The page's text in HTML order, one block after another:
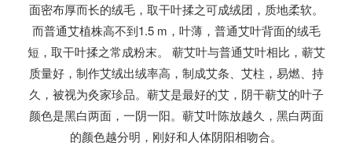
面密布厚而长的绒毛，取干叶揉之可成绒团，质地柔软。
而普通艾植株高不到1.5 m，叶薄，普通艾叶背面的绒毛
短，取干叶揉之常成粉末。 蕲艾叶与普通艾叶相比，蕲艾
质量好，制作艾绒出绒率高，制成艾条、艾柱，易燃、持
久，被视为灸家珍品。蕲艾是最好的艾，阴干蕲艾的叶子
颜色是黑白两面，一阴一阳。蕲艾叶陈放越久，黑白两面
的颜色越分明，刚好和人体阴阳相吻合。